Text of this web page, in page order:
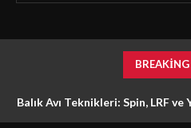
Balık Avı Teknikleri: Spin, LRF